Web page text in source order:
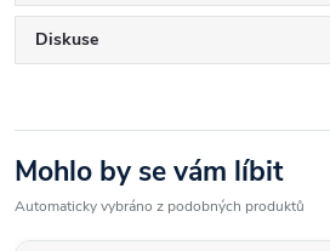
Diskuse
Mohlo by se vám líbit
Automaticky vybráno z podobných produktů